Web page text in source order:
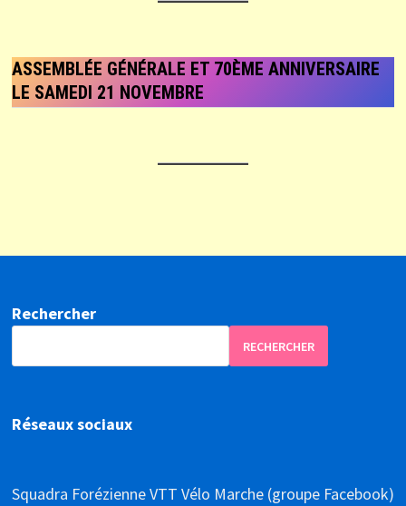
ASSEMBLÉE GÉNÉRALE ET 70ÈME ANNIVERSAIRE
LE SAMEDI 21 NOVEMBRE
Rechercher
RECHERCHER
Réseaux sociaux
Squadra Forézienne VTT Vélo Marche (groupe Facebook)